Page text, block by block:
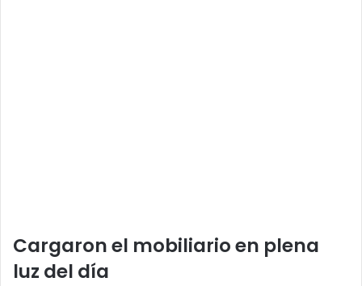
Cargaron el mobiliario en plena
luz del día